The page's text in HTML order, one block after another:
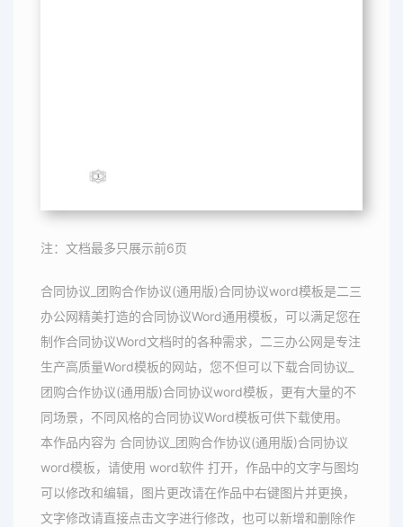
注：文档最多只展示前6页
合同协议_团购合作协议(通用版)合同协议word模板是二三
办公网精美打造的合同协议Word通用模板，可以满足您在
制作合同协议Word文档时的各种需求，二三办公网是专注
生产高质量Word模板的网站，您不但可以下载合同协议_
团购合作协议(通用版)合同协议word模板，更有大量的不
同场景，不同风格的合同协议Word模板可供下载使用。
本作品内容为 合同协议_团购合作协议(通用版)合同协议
word模板，请使用 word软件 打开，作品中的文字与图均
可以修改和编辑，图片更改请在作品中右键图片并更换，
文字修改请直接点击文字进行修改，也可以新增和删除作